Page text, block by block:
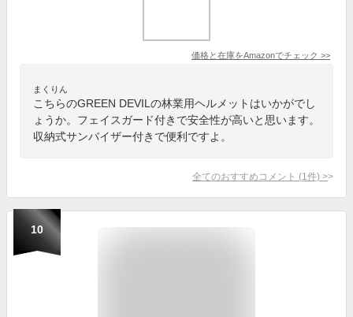
価格と在庫をAmazonでチェック >>
まくりん
こちらのGREEN DEVILの林業用ヘルメットはいかがでし
ょうか。フェイスガード付きで安全性が高いと思います。
収納式サンバイザー付きで便利ですよ。
全てのおすすめコメント (1 件) >
10